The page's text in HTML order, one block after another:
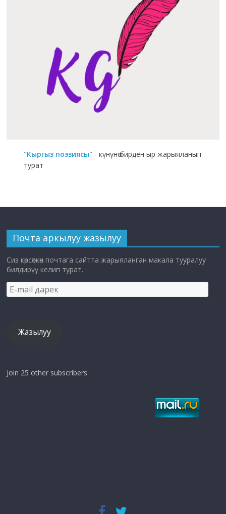
"Кыргыз поэзиясы" - күнүнө бирден ыр жарыяланып
турат
Почта аркылуу жазылуу
Сиз көрсөткөн почтага сайтта жарыяланган макала тууралуу
билдирүү келип турат.
E-
mail
Жазылуу
Join 25 other subscribers